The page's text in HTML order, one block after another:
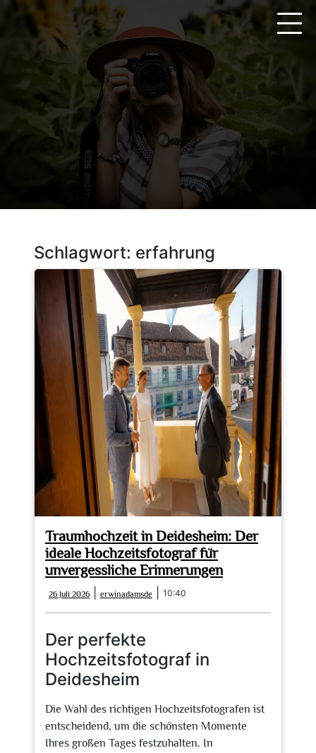
springen
Schlagwort: erfahrung
Traumhochzeit in Deidesheim: Der
ideale Hochzeitsfotograf für
unvergessliche Erinnerungen
26 Juli 2026
Juli
2026
erwinadamsde erwinadamsde
10:40
Der perfekte
Hochzeitsfotograf in
Deidesheim
Die Wahl des richtigen Hochzeitsfotografen ist
entscheidend, um die schönsten Momente
Ihres großen Tages festzuhalten. In